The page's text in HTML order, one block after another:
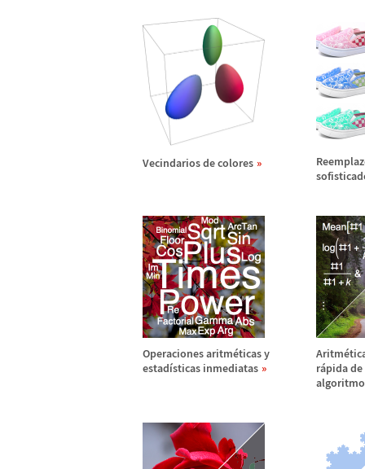
Vecindarios de colores
Operaciones aritméticas y
estadísticas inmediatas
Aritmé
rápida